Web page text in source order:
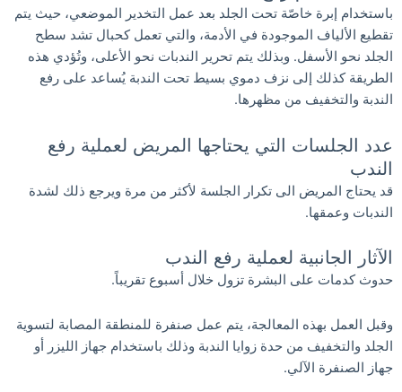
باستخدام إبرة خاصّة تحت الجلد بعد عمل التخدير الموضعي، حيث يتم
تقطيع الألياف الموجودة في الأدمة، والتي تعمل كحبال تشد سطح
الجلد نحو الأسفل. وبذلك يتم تحرير الندبات نحو الأعلى، وتُؤدي هذه
الطريقة كذلك إلى نزف دموي بسيط تحت الندبة يُساعد على رفع
الندبة والتخفيف من مظهرها.
عدد الجلسات التي يحتاجها المريض لعملية رفع
الندب
قد يحتاج المريض الى تكرار الجلسة لأكثر من مرة ويرجع ذلك لشدة
الندبات وعمقها.
الآثار الجانبية لعملية رفع الندب
حدوث كدمات على البشرة تزول خلال أسبوع تقريباً.
وقبل العمل بهذه المعالجة، يتم عمل صنفرة للمنطقة المصابة لتسوية
الجلد والتخفيف من حدة زوايا الندبة وذلك باستخدام جهاز الليزر أو
جهاز الصنفرة الآلي.